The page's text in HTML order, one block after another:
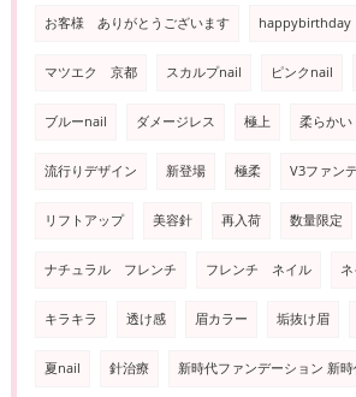
お客様 ありがとうございます happybirthday
マツエク 京都 スカルプnail ピンクnail
ブルーnail ダメージレス 極上 柔らかい
流行りデザイン 新登場 極柔 V3ファン
リフトアップ 美容針 再入荷 数量限定
ナチュラル フレンチ フレンチ ネイル
キラキラ 透け感 眉カラー 垢抜け眉
夏nail 針治療 新時代ファンデーション 新